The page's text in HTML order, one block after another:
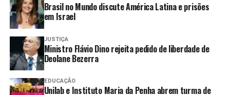
eixos: identidade relacional, corpo-paisagem,
dispositivos de controle e espaço doméstico como
território simbólico.
Exposições “Aquilo que fica e outros fantasmas” e
“Corpografia”
Visitação: até 9 de abril
Funcionamento: das 9h às 16h (fechamento às 17h)
Brasil no Mundo discute América Latina e prisões
em Israel
JUSTIÇA
Ministro Flávio Dino rejeita pedido de liberdade de
Deolane Bezerra
EDUCAÇÃO
Unilab e Instituto Maria da Penha abrem turma de